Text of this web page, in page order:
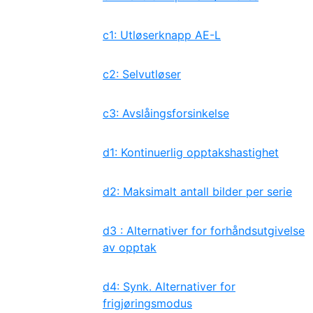
c1: Utløserknapp AE-L
c2: Selvutløser
c3: Avslåingsforsinkelse
d1: Kontinuerlig opptakshastighet
d2: Maksimalt antall bilder per serie
d3 : Alternativer for forhåndsutgivelse
av opptak
d4: Synk. Alternativer for
frigjøringsmodus